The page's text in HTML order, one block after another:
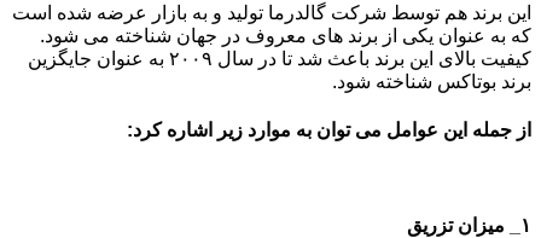
این برند هم توسط شرکت گالدرما تولید و به بازار عرضه شده است
که به عنوان یکی از برند های معروف در جهان شناخته می شود.
کیفیت بالای این برند باعث شد تا در سال ۲۰۰۹ به عنوان جایگزین
برند بوتاکس شناخته شود.
از جمله این عوامل می توان به موارد زیر اشاره کرد:
۱_ میزان تزریق